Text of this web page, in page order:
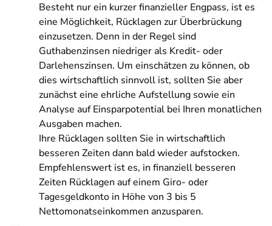
Besteht nur ein kurzer finanzieller Engpass, ist es
eine Möglichkeit, Rücklagen zur Überbrückung
einzusetzen. Denn in der Regel sind
Guthabenzinsen niedriger als Kredit- oder
Darlehenszinsen. Um einschätzen zu können, ob
dies wirtschaftlich sinnvoll ist, sollten Sie aber
zunächst eine ehrliche Aufstellung sowie ein
Analyse auf Einsparpotential bei Ihren monatlichen
Ausgaben machen.
Ihre Rücklagen sollten Sie in wirtschaftlich
besseren Zeiten dann bald wieder aufstocken.
Empfehlenswert ist es, in finanziell besseren
Zeiten Rücklagen auf einem Giro- oder
Tagesgeldkonto in Höhe von 3 bis 5
Nettomonatseinkommen anzusparen.